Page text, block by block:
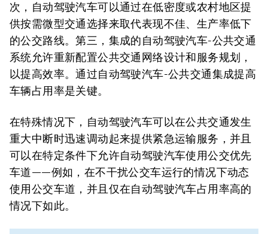
次，自动驾驶汽车可以通过在低密度或农村地区提
供按需微型交通选择来取代表现不佳、生产率低下
的公交路线。第三，集成的自动驾驶汽车-公共交通
系统允许重新配置公共交通网络设计和服务规划，
以提高效率。通过自动驾驶汽车-公共交通集成提高
车辆占用率是关键。
在特殊情况下，自动驾驶汽车可以在公共交通发生
重大中断时迅速调动起来提供紧急运输服务，并且
可以在特定条件下允许自动驾驶汽车使用公交优先
车道——例如，在不干扰公交车运行的情况下动态
使用公交车道，并且仅在自动驾驶汽车占用率高的
情况下如此。